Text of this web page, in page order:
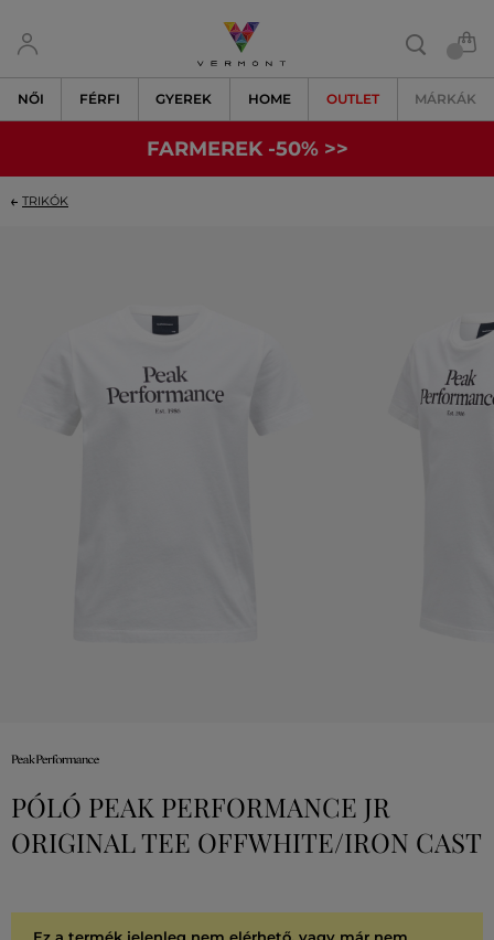
NŐI FÉRFI GYEREK HOME OUTLET MÁRKÁK
FARMEREK -50% >>
TRIKÓK
PÓLÓ PEAK PERFORMANCE JR
ORIGINAL TEE OFFWHITE/IRON CAST